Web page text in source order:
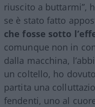
riuscito a buttarmi”,
se è stato fatto
che fosse sotto
comunque non in
dalla macchina,
un coltello, ho
partita una
fendenti, uno al